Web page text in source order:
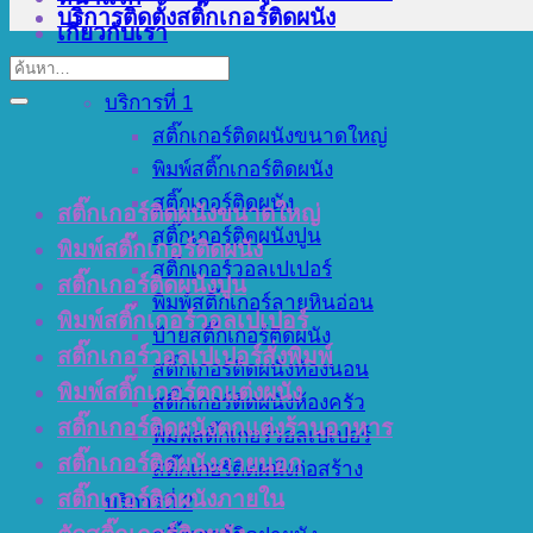
เกี่ยวกับเรา
บริการของเรา
บริการที่ 1
สติ๊กเกอร์ติดผนังขนาดใหญ่
พิมพ์สติ๊กเกอร์ติดผนัง
สติ๊กเกอร์ติดผนัง
สติ๊กเกอร์ติดผนังปูน
สติ๊กเกอร์วอลเปเปอร์
พิมพ์สติ๊กเกอร์ลายหินอ่อน
ป้ายสติ๊กเกอร์ติดผนัง
สติ๊กเกอร์ติดผนังห้องนอน
สติ๊กเกอร์ติดผนังห้องครัว
พิมพ์สติ๊กเกอร์วอลเปเปอร์
สติ๊กเกอร์ติดผนังก่อสร้าง
บริการที่ 2
บริการติดตั้งสติ๊กเกอร์ติดผนัง
สติ๊กเกอร์ติดผนังขนาดใหญ่
พิมพ์สติ๊กเกอร์ติดผนัง
สติ๊กเกอร์ติดผนังปูน
พิมพ์สติ๊กเกอร์วอลเปเปอร์
สติ๊กเกอร์วอลเปเปอร์สั่งพิมพ์
พิมพ์สติ๊กเกอร์ตกแต่งผนัง
สติ๊กเกอร์ติดผนังตกแต่งร้านอาหาร
สติ๊กเกอร์ติดผนังภายนอก
สติ๊กเกอร์ติดผนังภายใน